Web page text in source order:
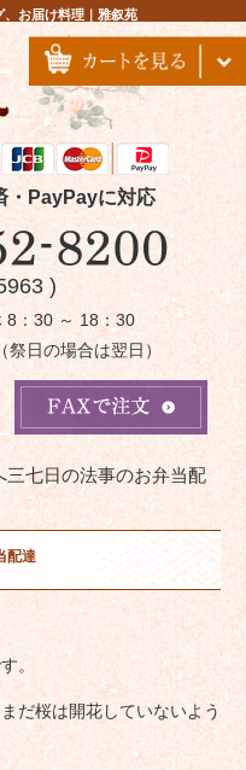
お届け料理｜雅叙苑
・PayPayに対応
)
8：30 ～ 18：30
祭日の場合は翌日）
三七日の法事のお弁当配
配達
。
だ桜は開花していないよう